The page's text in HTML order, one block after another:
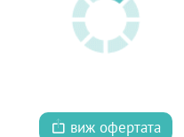
виж офертата